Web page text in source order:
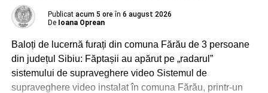
Publicat acum 5 ore în 6 august 2026
De Ioana Oprean
Baloți de lucernă furați din comuna Fărău de 3 persoane
din județul Sibiu: Făptașii au apărut pe „radarul”
sistemului de supraveghere video Sistemul de
supraveghere video instalat în comuna Fărău, printr-un